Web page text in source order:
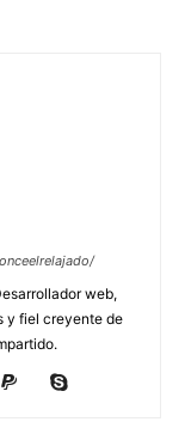
web,
y fiel creyente de